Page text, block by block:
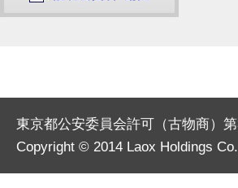
東京都公安委員会許可（古物商）
Copyright © 2014 Laox Holdings